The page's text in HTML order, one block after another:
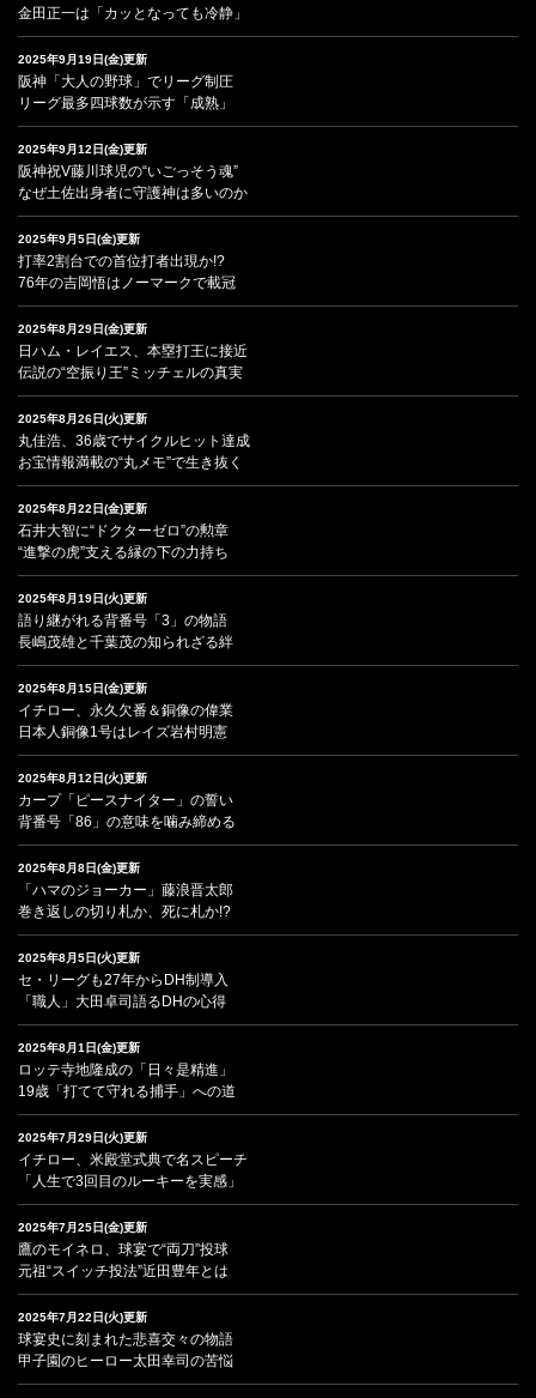
金田正一は「カッとなっても冷静」
2025年9月19日(金)更新
阪神「大人の野球」でリーグ制圧
リーグ最多四球数が示す「成熟」
2025年9月12日(金)更新
阪神祝V藤川球児の“いごっそう魂”
なぜ土佐出身者に守護神は多いのか
2025年9月5日(金)更新
打率2割台での首位打者出現か!?
76年の吉岡悟はノーマークで載冠
2025年8月29日(金)更新
日ハム・レイエス、本塁打王に接近
伝説の“空振り王”ミッチェルの真実
2025年8月26日(火)更新
丸佳浩、36歳でサイクルヒット達成
お宝情報満載の“丸メモ”で生き抜く
2025年8月22日(金)更新
石井大智に“ドクターゼロ”の勲章
“進撃の虎”支える縁の下の力持ち
2025年8月19日(火)更新
語り継がれる背番号「3」の物語
長嶋茂雄と千葉茂の知られざる絆
2025年8月15日(金)更新
イチロー、永久欠番＆銅像の偉業
日本人銅像1号はレイズ岩村明憲
2025年8月12日(火)更新
カープ「ピースナイター」の誓い
背番号「86」の意味を噛み締める
2025年8月8日(金)更新
「ハマのジョーカー」藤浪晋太郎
巻き返しの切り札か、死に札か!?
2025年8月5日(火)更新
セ・リーグも27年からDH制導入
「職人」大田卓司語るDHの心得
2025年8月1日(金)更新
ロッテ寺地隆成の「日々是精進」
19歳「打てて守れる捕手」への道
2025年7月29日(火)更新
イチロー、米殿堂式典で名スピーチ
「人生で3回目のルーキーを実感」
2025年7月25日(金)更新
鷹のモイネロ、球宴で“両刀”投球
元祖“スイッチ投法”近田豊年とは
2025年7月22日(火)更新
球宴史に刻まれた悲喜交々の物語
甲子園のヒーロー太田幸司の苦悩